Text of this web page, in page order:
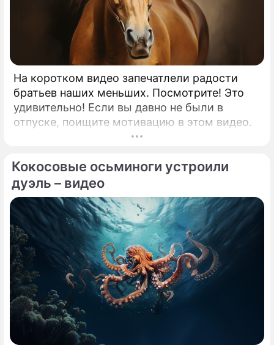
На коротком видео запечатлели радости
братьев наших меньших. Посмотрите! Это
удивительно! Если вы давно не были в
отпуске, поищите мотивацию в этом видео.
Кокосовые осьминоги устроили
дуэль – видео